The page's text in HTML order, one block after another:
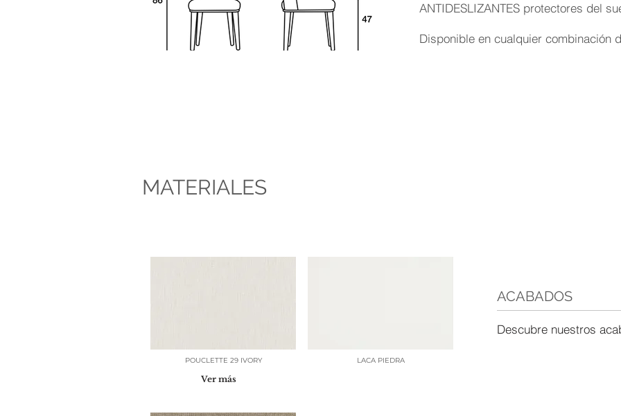
ANTIDESLIZANTES protectores del
Disponible en cualquier combinación
MATERIALES
POUCLETTE 29 IVORY
Ver más
LACA PIEDRA
ACABADOS
Descubre nuestros